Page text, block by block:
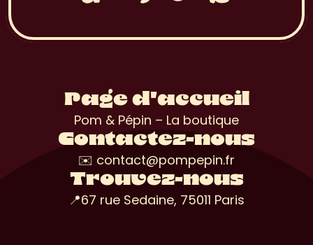
Page d'accueil
Pom & Pépin – La boutique
Contactez-nous
✉️ contact@pompepin.fr
Trouvez-nous
📍67 rue Sedaine, 75011 Paris